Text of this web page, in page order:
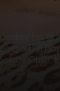
los
enero. Hip
de Chile,
más.